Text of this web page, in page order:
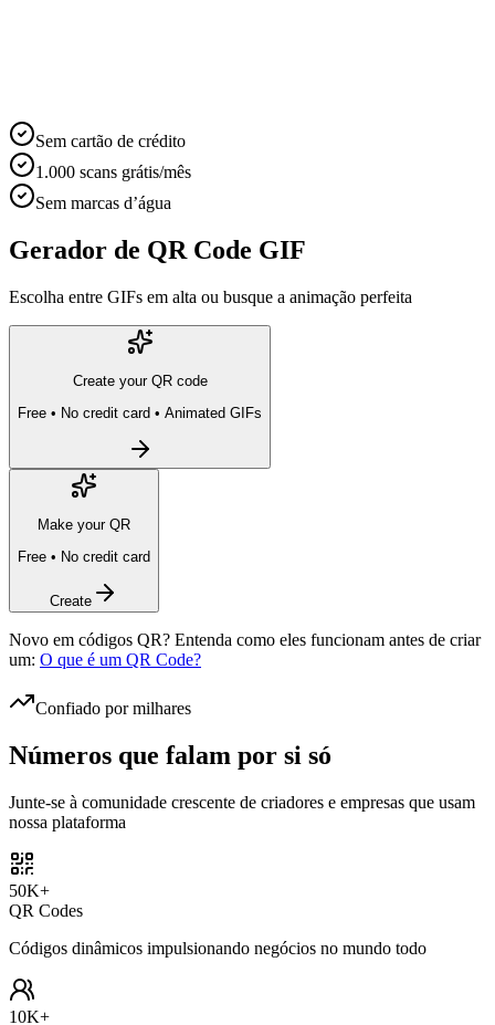
Sem cartão de crédito
1.000 scans grátis/mês
Sem marcas d’água
Gerador de QR Code GIF
Escolha entre GIFs em alta ou busque a animação perfeita
Create your QR code
Free • No credit card • Animated GIFs
Make your QR
Free • No credit card
Create
Novo em códigos QR? Entenda como eles funcionam antes de criar
um: O que é um QR Code?
Confiado por milhares
Números que falam por si só
Junte-se à comunidade crescente de criadores e empresas que usam
nossa plataforma
50K+
QR Codes
Códigos dinâmicos impulsionando negócios no mundo todo
10K+